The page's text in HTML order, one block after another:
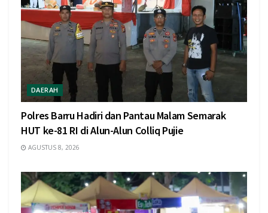
DAERAH
Polres Barru Hadiri dan Pantau Malam Semarak
HUT ke-81 RI di Alun-Alun Colliq Pujie
AGUSTUS 8, 2026